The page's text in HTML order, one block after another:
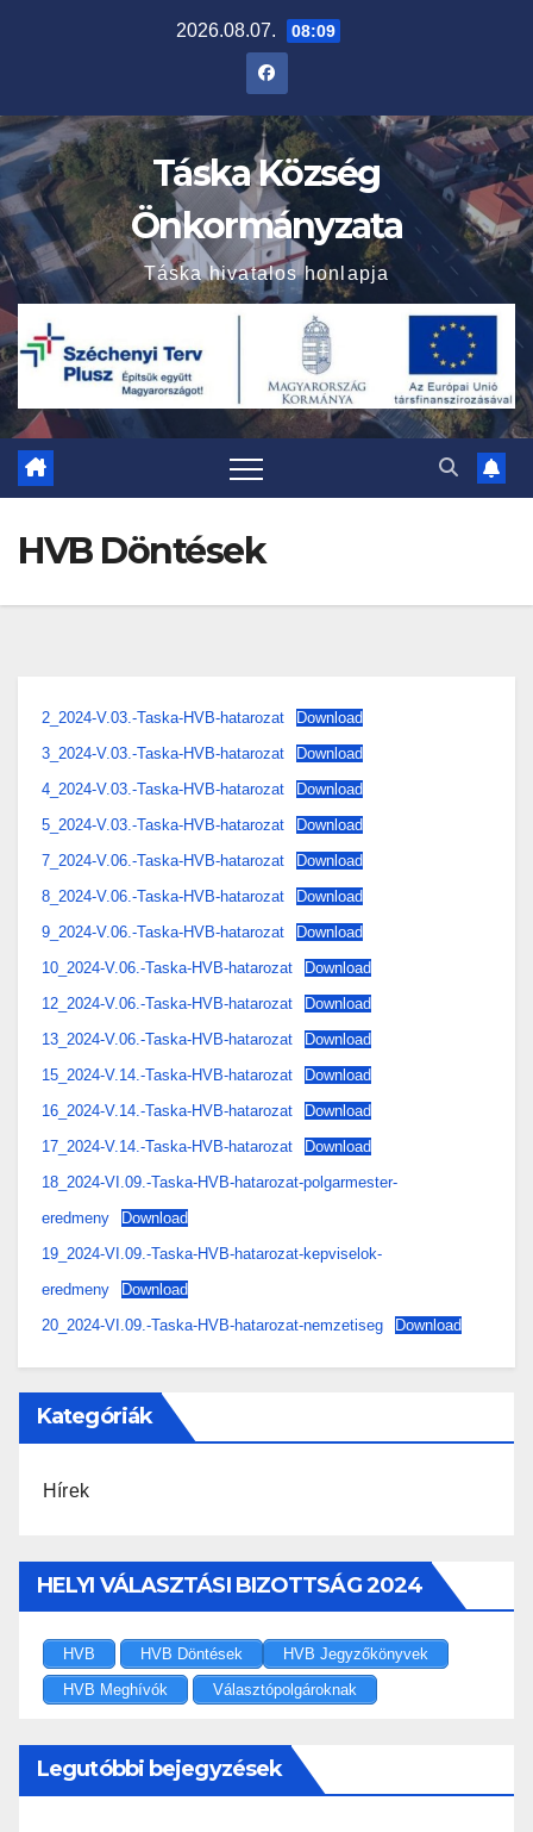
2026.08.07. 08:09
Táska Község
Önkormányzata
Táska hivatalos honlapja
HVB Döntések
2_2024-V.03.-Taska-HVB-hatarozat
Download
3_2024-V.03.-Taska-HVB-hatarozat
Download
4_2024-V.03.-Taska-HVB-hatarozat
Download
5_2024-V.03.-Taska-HVB-hatarozat
Download
7_2024-V.06.-Taska-HVB-hatarozat
Download
8_2024-V.06.-Taska-HVB-hatarozat
Download
9_2024-V.06.-Taska-HVB-hatarozat
Download
10_2024-V.06.-Taska-HVB-hatarozat
Download
12_2024-V.06.-Taska-HVB-hatarozat
Download
13_2024-V.06.-Taska-HVB-hatarozat
Download
15_2024-V.14.-Taska-HVB-hatarozat
Download
16_2024-V.14.-Taska-HVB-hatarozat
Download
17_2024-V.14.-Taska-HVB-hatarozat
Download
18_2024-VI.09.-Taska-HVB-hatarozat-polgarmester-
eredmeny
Download
19_2024-VI.09.-Taska-HVB-hatarozat-kepviselok-
eredmeny
Download
20_2024-VI.09.-Taska-HVB-hatarozat-nemzetiseg
Download
Kategóriák
Hírek
HELYI VÁLASZTÁSI BIZOTTSÁG 2024
HVB HVB Döntések
HVB Jegyzőkönyvek
HVB Meghívók
Választópolgároknak
Legutóbbi bejegyzések